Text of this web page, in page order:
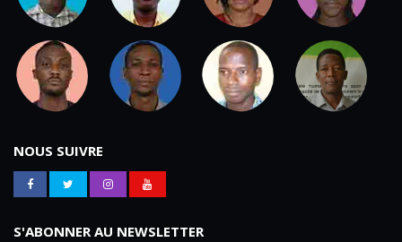
NOUS SUIVRE
S'ABONNER AU NEWSLETTER